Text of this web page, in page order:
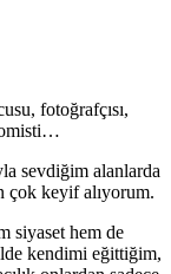
fotoğrafçısı,
sevdiğim alanlarda
çok keyif alıyorum.
siyaset hem de
kendimi eğittiğim,